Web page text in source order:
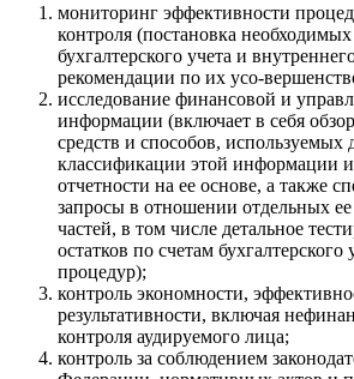
мониторинг эффективности
контроля (постановка
бухгалтерского учета и
рекомендации по их усо-
исследование финансовой и
информации (включает в себя
средств и способов, используемых
классификации этой информации и
отчетности на ее основе, а также
запросы в отношении отдельных
частей, в том числе детальное
остатков по счетам бухгалтерского
процедур);
контроль экономности,
результативности, включая
контроля аудируемого лица;
контроль за соблюдением